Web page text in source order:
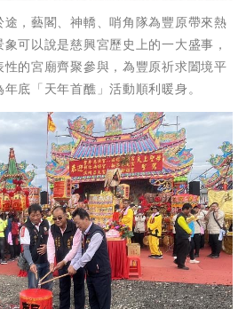
，藝閣、神轎、哨角隊為豐原帶來熱
可以說是慈興宮歷史上的一大盛事，
的宮廟齊聚參與，為豐原祈求闔境平
底「天年首醮」活動順利暖身。